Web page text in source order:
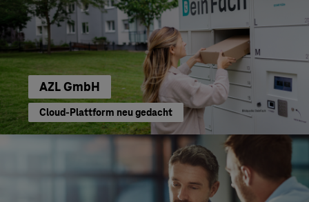
AZL GmbH
Cloud-Plattform neu gedacht